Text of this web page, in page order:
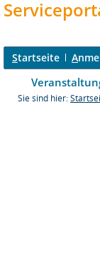
Startseite A
Sie sind hier: